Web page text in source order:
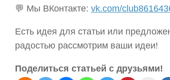
💬 Мы ВКонтакте: vk.com/
Есть идея для статьи или
радостью рассмотрим ваши идеи!
Поделиться статьей с друзьями!